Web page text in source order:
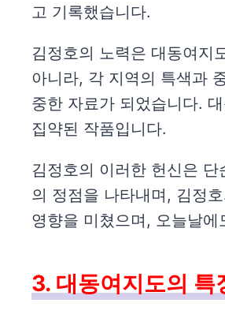
고 기록했습니다.
김정호의 노력은 대동여지
아니라, 각 지역의 특색과
중한 자료가 되었습니다.
집약된 작품입니다.
김정호의 이러한 헌신은
의 정점을 나타내며, 김정
영향을 미쳤으며, 오늘날
3. 대동여지도의 특